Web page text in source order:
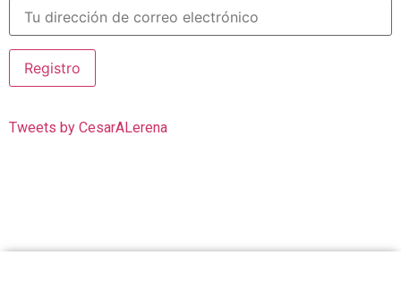
Tweets by CesarALerena